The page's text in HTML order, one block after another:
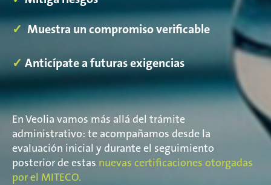
✓ Muestra un compromiso verificable
✓ Anticípate a futuras exigencias
En Veolia vamos más allá del trámite
administrativo: te acompañamos desde la
evaluación inicial y durante el seguimiento
posteriorde estas nuevas certificaciones otorgadas
por el MITECO.